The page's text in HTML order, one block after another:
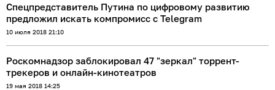
Спецпредставитель Путина по цифровому развитию
предложил искать компромисс с Telegram
10 июля 2018 21:10
Роскомнадзор заблокировал 47 "зеркал" торрент-
трекеров и онлайн-кинотеатров
19 мая 2018 14:25